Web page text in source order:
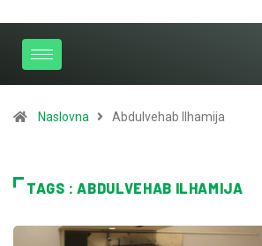
Naslovna Abdulvehab Ilhamija
TAGS : ABDULVEHAB ILHAMIJA